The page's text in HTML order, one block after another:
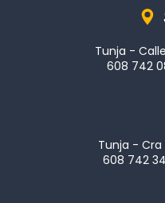
Tunja -
608 742
Tunja - Cra
608 742